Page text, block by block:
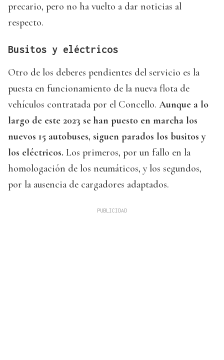
precario, pero no ha vuelto a dar noticias al
respecto.
Busitos y eléctricos
Otro de los deberes pendientes del servicio es la
puesta en funcionamiento de la nueva flota de
vehículos contratada por el Concello. Aunque a lo
largo de este 2023 se han puesto en marcha los
nuevos 15 autobuses, siguen parados los busitos y
los eléctricos. Los primeros, por un fallo en la
homologación de los neumáticos, y los segundos,
por la ausencia de cargadores adaptados.